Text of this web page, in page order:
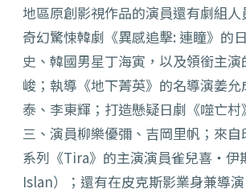
地區原創影視作品的演員還有劇組
奇幻驚悚韓劇《異感追擊: 連瞳》的
史、韓國男星丁海寅，以及領銜主
峻；執導《地下菁英》的名導演姜
泰、李東輝；打造懸疑日劇《噬亡
三、演員柳樂優彌、吉岡里帆；來
系列《Tira》的主演演員雀兒喜・伊
Islan）；還有在皮克斯影業身兼導